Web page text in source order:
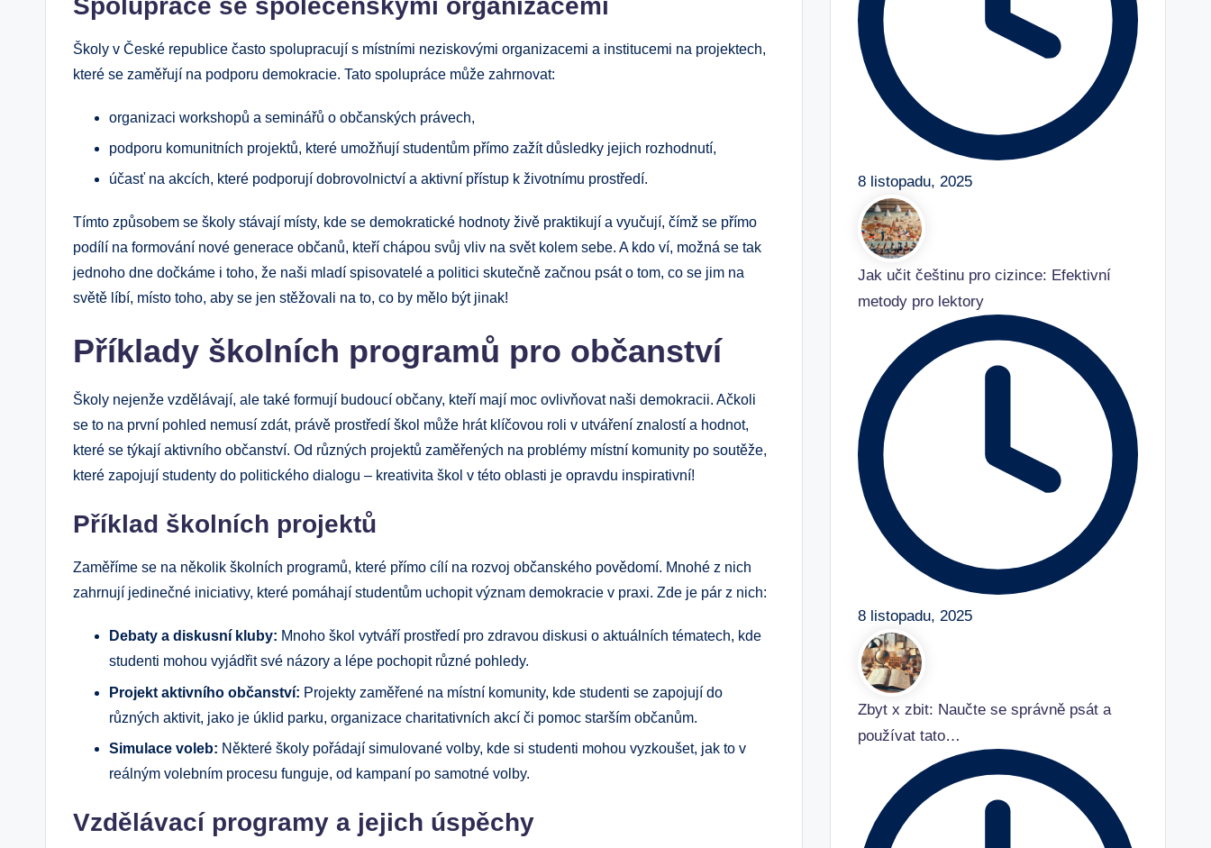
Školy v České republice často spolupracují s místními neziskovými organizacemi a institucemi na projektech,
které se zaměřují na podporu demokracie. Tato spolupráce může zahrnovat:
organizaci workshopů a seminářů o občanských právech,
podporu komunitních projektů, které umožňují studentům přímo zažít důsledky jejich rozhodnutí,
účasť na akcích, které podporují dobrovolnictví a aktivní přístup k životnímu prostředí.
Tímto způsobem se školy stávají místy, kde se demokratické hodnoty živě praktikují a vyučují, čímž se přímo
podílí na formování nové generace občanů, kteří chápou svůj vliv na svět kolem sebe. A kdo ví, možná se tak
jednoho dne dočkáme i toho, že naši mladí spisovatelé a politici skutečně začnou psát o tom, co se jim na
světě líbí, místo toho, aby se jen stěžovali na to, co by mělo být jinak!
Příklady školních programů pro občanství
Školy nejenže vzdělávají, ale také formují budoucí občany, kteří mají moc ovlivňovat naši demokracii. Ačkoli
se to na první pohled nemusí zdát, právě prostředí škol může hrát klíčovou roli v utváření znalostí a hodnot,
které se týkají aktivního občanství. Od různých projektů zaměřených na problémy místní komunity po soutěže,
které zapojují studenty do politického dialogu – kreativita škol v této oblasti je opravdu inspirativní!
Příklad školních projektů
Zaměříme se na několik školních programů, které přímo cílí na rozvoj občanského povědomí. Mnohé z nich
zahrnují jedinečné iniciativy, které pomáhají studentům uchopit význam demokracie v praxi. Zde je pár z nich:
Debaty a diskusní kluby: Mnoho škol vytváří prostředí pro zdravou diskusi o aktuálních tématech, kde
studenti mohou vyjádřit své názory a lépe pochopit různé pohledy.
Projekt aktivního občanství: Projekty zaměřené na místní komunity, kde studenti se zapojují do
různých aktivit, jako je úklid parku, organizace charitativních akcí či pomoc starším občanům.
Simulace voleb: Některé školy pořádají simulované volby, kde si studenti mohou vyzkoušet, jak to v
reálným volebním procesu funguje, od kampaní po samotné volby.
Vzdělávací programy a jejich úspěchy
8 listopadu, 2025
Jak učit češtinu pro cizince: Efektivní
metody pro lektory
8 listopadu, 2025
Zbyt x zbit: Naučte se správně psát a
používat tato…